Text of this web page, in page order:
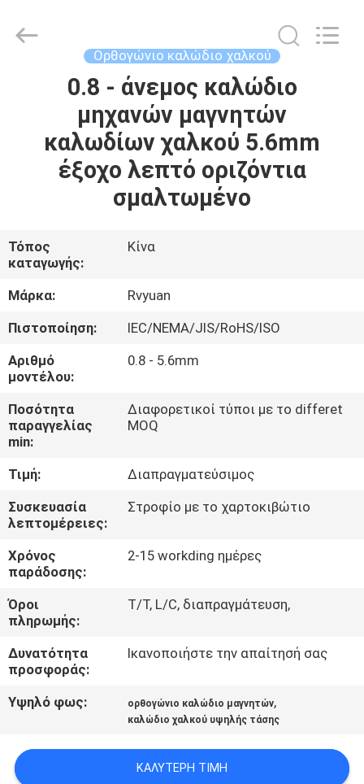
ΠΡΟΪΌΝΤΑ
ΒΊΝΤΕΟ
ΠΕΡΊΠΟΥ
ΕΜΕΊΣ
ΓΎΡΟΣ
ΕΡΓΟΣΤΑΣΊΩΝ
ΠΟΙΟΤΙΚΌΣ
ΈΛΕΓΧΟΣ
ΜΑΣ
ΕΛΆΤΕ
ΣΕ
ΕΠΑΦΉ
ΜΕ
ΕΙΔΉΣΕΙΣ
ΖΗΤΉΣΤΕ
ΑΠΌΣΠΑΣΜΑ
Material
Co,.Ltd.
Ορθογώνιο καλώδιο χαλκού
0.8 - άνεμος καλώδιο
μηχανών μαγνητών
καλωδίων χαλκού 5.6mm
έξοχο λεπτό οριζόντια
σμαλτωμένο
Τόπος
καταγωγής:
Κίνα
Μάρκα:
Rvyuan
Πιστοποίηση:
IEC/NEMA/JIS/RoHS/ISO
Αριθμό
μοντέλου:
0.8 - 5.6mm
Ποσότητα
παραγγελίας
min:
Διαφορετικοί τύποι με το differet
MOQ
Τιμή:
Διαπραγματεύσιμος
Συσκευασία
λεπτομέρειες:
Στροφίο με το χαρτοκιβώτιο
Χρόνος
παράδοσης:
2-15 workding ημέρες
Όροι
πληρωμής:
T/T, L/C, διαπραγμάτευση,
Δυνατότητα
προσφοράς:
Ικανοποιήστε την απαίτησή σας
Υψηλό φως: ορθογώνιο καλώδιο μαγνητών,
καλώδιο χαλκού υψηλής τάσης
ΚΑΛΎΤΕΡΗ ΤΙΜΉ